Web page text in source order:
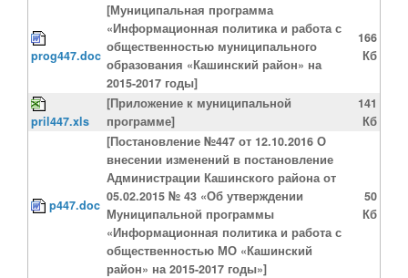
prog447.doc
[Муниципальная программа
«Информационная политика и работа с
общественностью муниципального
образования «Кашинский район» на
2015-2017 годы]
166
Кб
pril447.xls
[Приложение к муниципальной
программе]
141
Кб
p447.doc
[Постановление №447 от 12.10.2016 О
внесении изменений в постановление
Администрации Кашинского района от
05.02.2015 № 43 «Об утверждении
Муниципальной программы
«Информационная политика и работа с
общественностью МО «Кашинский
район» на 2015-2017 годы»]
50
Кб